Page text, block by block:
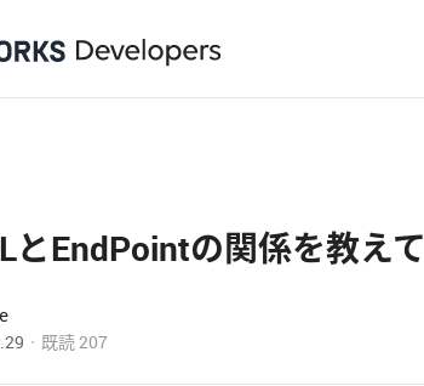
とEndPointの関係を教えて
既読207